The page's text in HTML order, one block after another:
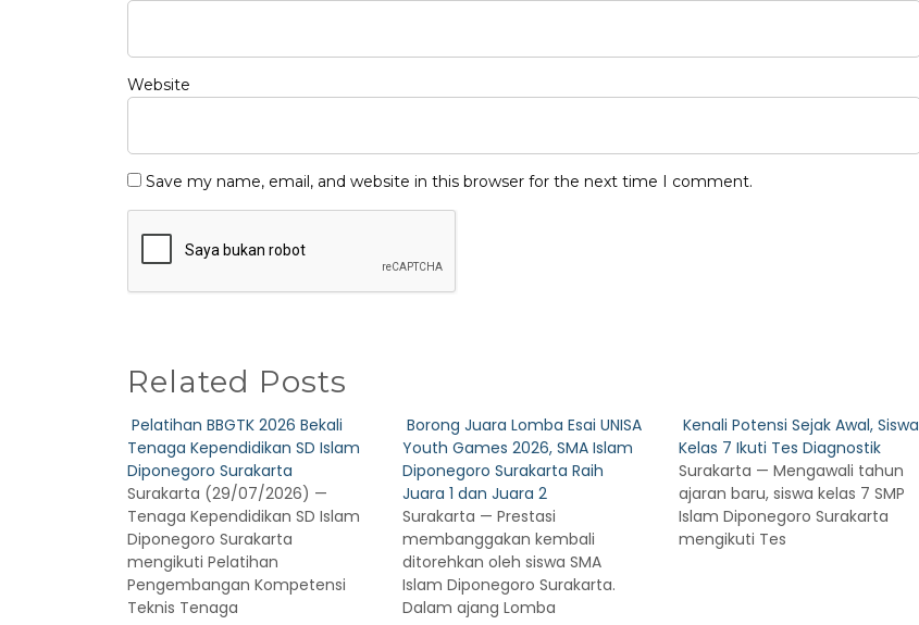
Website
Save my name, email, and website in this browser for the next time I comment.
Related Posts
Pelatihan BBGTK 2026 Bekali
Tenaga Kependidikan SD Islam
Diponegoro Surakarta
Surakarta (29/07/2026) —
Tenaga Kependidikan SD Islam
Diponegoro Surakarta
mengikuti Pelatihan
Pengembangan Kompetensi
Teknis Tenaga
Borong Juara Lomba Esai UNISA
Youth Games 2026, SMA Islam
Diponegoro Surakarta Raih
Juara 1 dan Juara 2
Surakarta — Prestasi
membanggakan kembali
ditorehkan oleh siswa SMA
Islam Diponegoro Surakarta.
Dalam ajang Lomba
Kenali Potensi Sejak Awal, Siswa
Kelas 7 Ikuti Tes Diagnostik
Surakarta — Mengawali tahun
ajaran baru, siswa kelas 7 SMP
Islam Diponegoro Surakarta
mengikuti Tes